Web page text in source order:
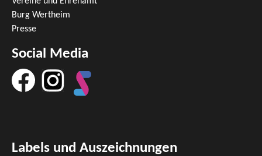
Burg Wertheim
Presse
Social Media
Labels und Auszeichnungen